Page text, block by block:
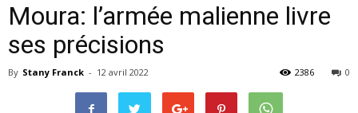
Moura: l’armée malienne livre
ses précisions
By Stany Franck - 12 avril 2022 0
2386